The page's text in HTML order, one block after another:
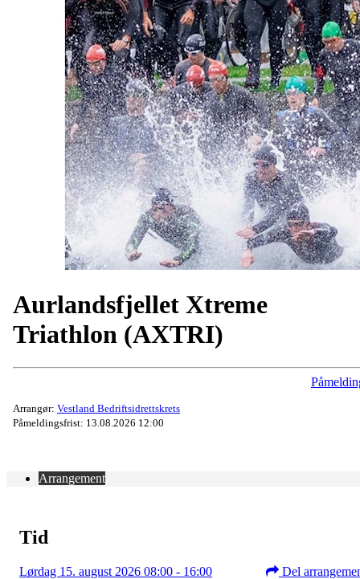
Aurlandsfjellet Xtreme
Triathlon (AXTRI)
Arrangør: Vestland Bedriftsidrettskrets
Påmeldingsfrist: 13.08.2026 12:00
Arrangement
Tid
Lørdag 15. august 2026 08:00 - 16:00 Del